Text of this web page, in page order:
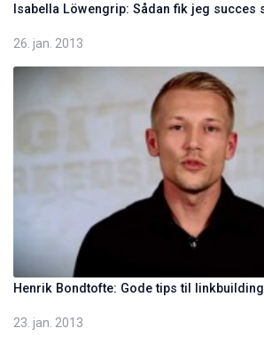
Isabella Löwengrip: Sådan fik jeg
26. jan. 2013
Henrik Bondtofte: Gode tips til linkbuilding
23. jan. 2013